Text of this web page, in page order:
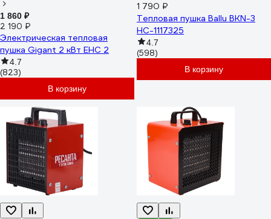
1 860 ₽
2 190 ₽
Электрическая тепловая
пушка Gigant 2 кВт EHC 2
4.7
(823)
В корзину
1 790 ₽
Тепловая пушка Ballu BKN-3
НС-1117325
4.7
(598)
В корзину